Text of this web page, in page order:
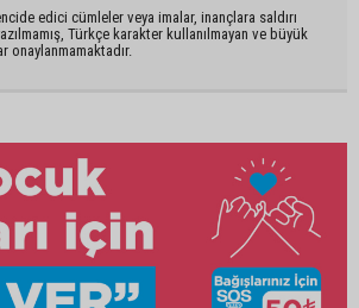
edici cümleler veya imalar, inançlara saldırı
Türkçe karakter kullanılmayan ve büyük
onaylanmamaktadır.